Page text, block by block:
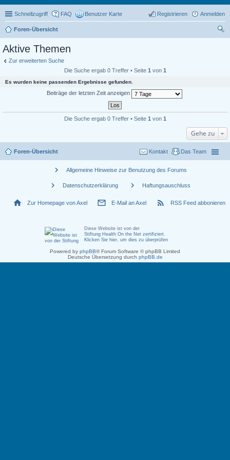
Schnellzugriff FAQ Benutzer Karte Anmelden
Registrieren
Foren-Übersicht
Aktive Themen
Zur erweiterten Suche
Die Suche ergab 0 Treffer • Seite 1 von 1
Es wurden keine passenden Ergebnisse gefunden.
Beiträge der letzten Zeit anzeigen
Die Suche ergab 0 Treffer • Seite 1 von 1
Gehe zu
Foren-Übersicht Das Team
Kontakt
chevron_right Allgemeine Hinweise zur Benutzung des Forums
chevron_right Datenschutzerklärung chevron_right Haftungsauschluss
home Zur Homepage von Axel mail_outline E-Mail an Axel rss_feed RSS Feed abbonieren
Diese Website ist von der
Stiftung Health On the Net zertifiziert
Klicken Sie hier, um dies zu überprüfen
Powered by phpBB® Forum Software © phpBB Limited
Deutsche Übersetzung durch phpBB.de